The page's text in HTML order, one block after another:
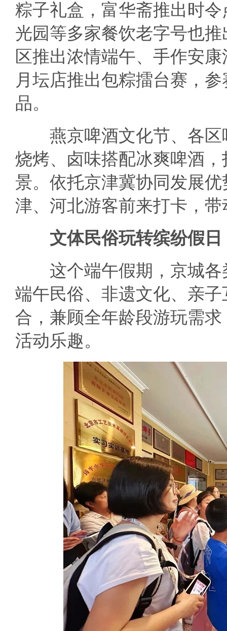
粽子礼盒，富华斋推出时
光园等多家餐饮老字号也
区推出浓情端午、手作安
月坛店推出包粽擂台赛，
品。
燕京啤酒文化节、各区
烧烤、卤味搭配冰爽啤酒
景。依托京津冀协同发展
津、河北游客前来打卡，
文体民俗玩转缤纷假日
这个端午假期，京城各
端午民俗、非遗文化、亲
合，兼顾全年龄段游玩需
活动乐趣。